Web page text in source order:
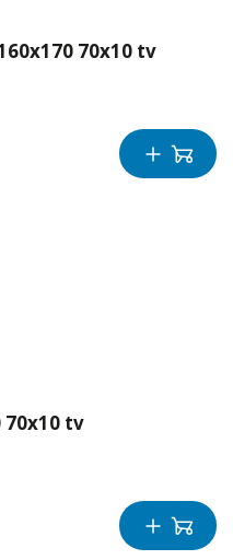
70x10 tv
70x10 tv